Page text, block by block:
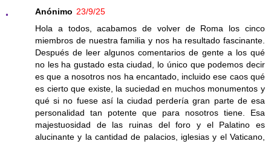
Anónimo 23/9/25
Hola a todos, acabamos de volver de Roma los cinco
miembros de nuestra familia y nos ha resultado fascinante.
Después de leer algunos comentarios de gente a los qué
no les ha gustado esta ciudad, lo único que podemos decir
es que a nosotros nos ha encantado, incluido ese caos qué
es cierto que existe, la suciedad en muchos monumentos y
qué si no fuese así la ciudad perdería gran parte de esa
personalidad tan potente que para nosotros tiene. Esa
majestuosidad de las ruinas del foro y el Palatino es
alucinante y la cantidad de palacios, iglesias y el Vaticano,